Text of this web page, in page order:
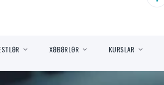
XƏBƏRLƏR KURSLAR